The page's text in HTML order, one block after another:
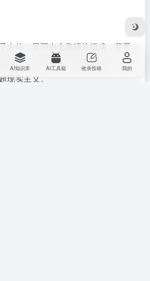
火焰，尾羽由全息碎片组成，背景
林（火焰中浮现二进制代码），红
现实主义。
AI知识库 AI工具箱 收录投稿 我的